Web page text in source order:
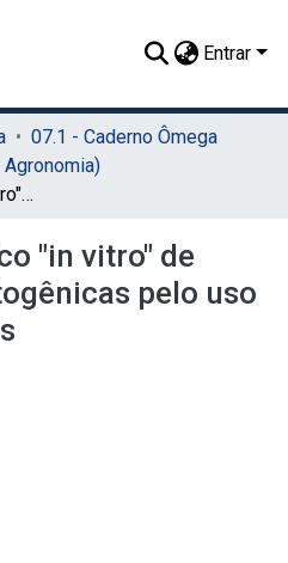
Entrar
07.1 - Caderno Ômega
Controle biológico "in vitro" de bactérias fitopatogênicas pelo uso de actinomicetos
"in vitro" de
pelo uso